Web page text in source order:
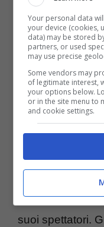
durante tutta la
soltanto due
La primagiacca
Winkler stesso.
della collezione
Nonostante
lontana dal più
tipico
pare sia
suoi spettatori.
Your personal data
your device (cookies,
data) may be stored
partners, or used
may use precise
Some vendors may
of legitimate interest,
your options below.
or in the site menu to
and cookie settings.